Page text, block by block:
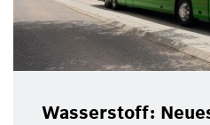
Wasserstoff: